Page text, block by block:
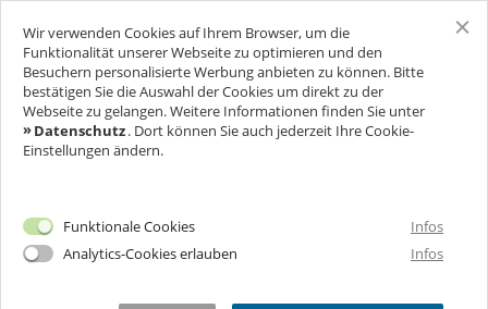
SCHLOSS FREUDENBERG
BESUCH
Ich will Euch besuchen!
Ermäßigungen
Tickets
FÜR UNTERNEHMEN
Schlosscafé
Dein Fest
THEATER & KULTUR
Wir verwenden Cookies auf Ihrem Browser, um die
Funktionalität unserer Webseite zu optimieren und den
Besuchern personalisierte Werbung anbieten zu können. Bitte
bestätigen Sie die Auswahl der Cookies um direkt zu der
Webseite zu gelangen. Weitere Informationen finden Sie unter
Datenschutz. Dort können Sie auch jederzeit Ihre Cookie-
Einstellungen ändern.
Funktionale Cookies
Infos
Analytics-Cookies erlauben
Infos